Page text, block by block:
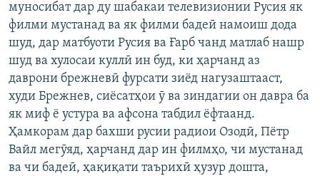
муносибат дар ду шабакаи телевизионии Русия як
филми мустанад ва як филми бадеӣ намоиш дода
шуд, дар матбуоти Русия ва Ғарб чанд матлаб нашр
шуд ва хулосаи куллӣ ин буд, ки ҳарчанд аз
даврони брежневӣ фурсати зиёд нагузаштааст,
худи Брежнев, сиёсатҳои ӯ ва зиндагии он давра ба
як миф ё устура ва афсона табдил ёфтаанд.
Ҳамкорам дар бахши русии радиои Озодӣ, Пётр
Вайл мегӯяд, ҳарчанд дар ин филмҳо, чи мустанад
ва чи бадеӣ, ҳақиқати таърихӣ ҳузур дошта,